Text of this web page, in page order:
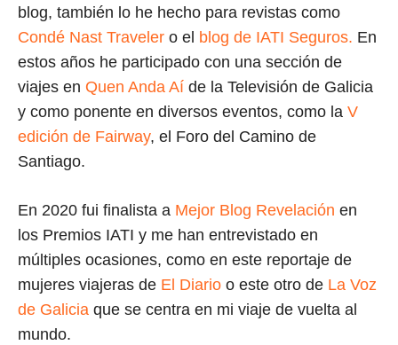
blog, también lo he hecho para revistas como
Condé Nast Traveler o el blog de IATI Seguros. En
estos años he participado con una sección de
viajes en Quen Anda Aí de la Televisión de Galicia
y como ponente en diversos eventos, como la V
edición de Fairway, el Foro del Camino de
Santiago.
En 2020 fui finalista a Mejor Blog Revelación en
los Premios IATI y me han entrevistado en
múltiples ocasiones, como en este reportaje de
mujeres viajeras de El Diario o este otro de La Voz
de Galicia que se centra en mi viaje de vuelta al
mundo.